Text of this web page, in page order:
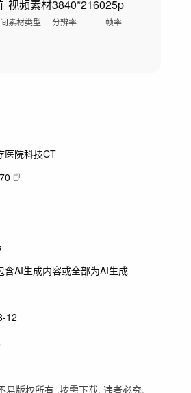
视频素材
素材类型
3840*2160
分辨率
25p
帧率
医院科技CT
含AI生成内容或全部为AI生成
12
易版权所有 ,按需下载, 违者必究.